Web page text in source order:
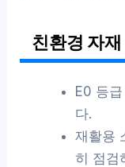
친환경 자
E0 등
다.
재활용
히 점검